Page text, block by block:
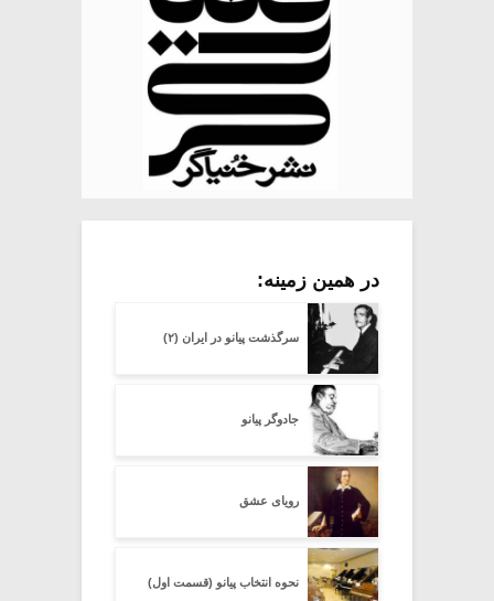
در همین زمینه:
سرگذشت پیانو در ایران (۲)
جادوگر پیانو
رویای عشق
نحوه انتخاب پیانو (قسمت اول)